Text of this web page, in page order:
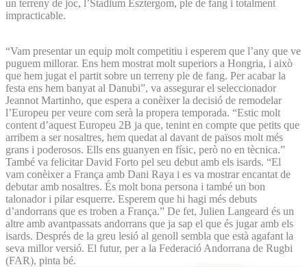
un terreny de joc, l’Stadium Esztergom, ple de fang i totalment
impracticable.
“Vam presentar un equip molt competitiu i esperem que l’any que ve
puguem millorar. Ens hem mostrat molt superiors a Hongria, i això
que hem jugat el partit sobre un terreny ple de fang. Per acabar la
festa ens hem banyat al Danubi”, va assegurar el seleccionador
Jeannot Martinho, que espera a conèixer la decisió de remodelar
l’Europeu per veure com serà la propera temporada. “Estic molt
content d’aquest Europeu 2B ja que, tenint en compte que petits que
arribem a ser nosaltres, hem quedat al davant de països molt més
grans i poderosos. Ells ens guanyen en físic, però no en tècnica.”
També va felicitar David Forto pel seu debut amb els isards. “El
vam conèixer a França amb Dani Raya i es va mostrar encantat de
debutar amb nosaltres. És molt bona persona i també un bon
talonador i pilar esquerre. Esperem que hi hagi més debuts
d’andorrans que es troben a França.” De fet, Julien Langeard és un
altre amb avantpassats andorrans que ja sap el que és jugar amb els
isards. Després de la greu lesió al genoll sembla que està agafant la
seva millor versió. El futur, per a la Federació Andorrana de Rugbi
(FAR), pinta bé.